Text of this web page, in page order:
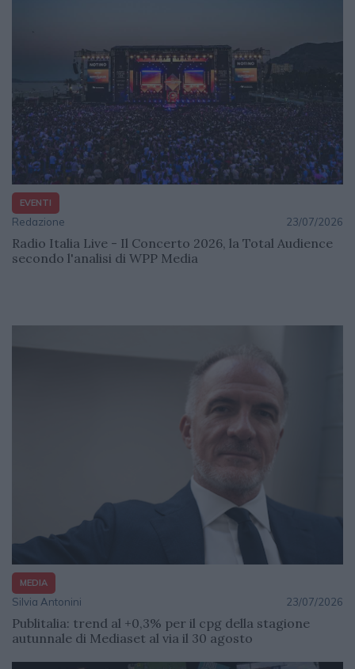
EVENTI
Redazione 23/07/2026
Radio Italia Live - Il Concerto 2026, la Total Audience
secondo l'analisi di WPP Media
MEDIA
Silvia Antonini 23/07/2026
Publitalia: trend al +0,3% per il cpg della stagione
autunnale di Mediaset al via il 30 agosto